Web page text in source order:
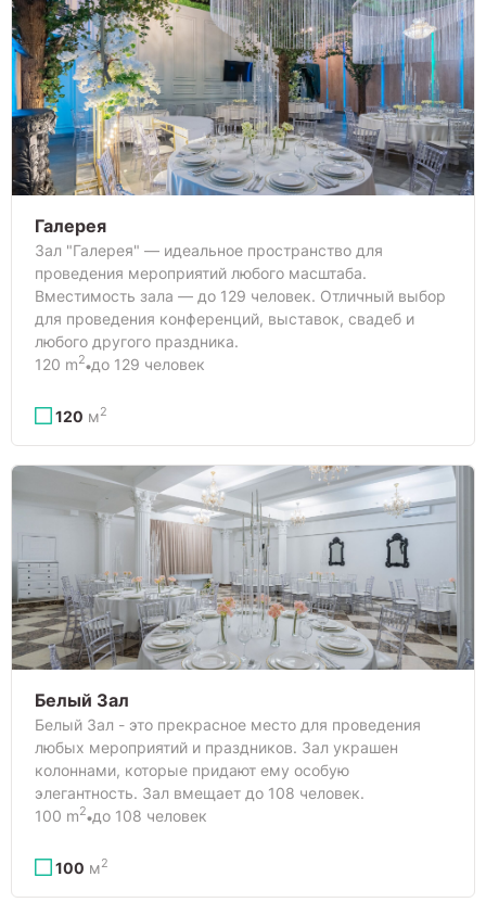
Галерея
Зал "Галерея" — идеальное пространство для
проведения мероприятий любого масштаба.
Вместимость зала — до 129 человек. Отличный выбор
для проведения конференций, выставок, свадеб и
любого другого праздника.
120 m2 до 129 человек
120 м2
Белый Зал
Белый Зал - это прекрасное место для проведения
любых мероприятий и праздников. Зал украшен
колоннами, которые придают ему особую
элегантность. Зал вмещает до 108 человек.
100 m2 до 108 человек
100 м2